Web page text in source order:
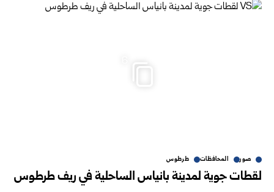
صور المحافظات طرطوس
لقطات جوية لمدينة بانياس الساحلية في ريف طرطوس